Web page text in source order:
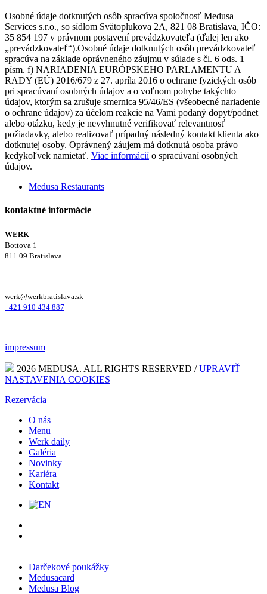
Osobné údaje dotknutých osôb spracúva spoločnosť Medusa
Services s.r.o., so sídlom Svätoplukova 2A, 821 08 Bratislava, IČO:
35 854 197 v právnom postavení prevádzkovateľa (ďalej len ako
„prevádzkovateľ“).Osobné údaje dotknutých osôb prevádzkovateľ
spracúva na základe oprávneného záujmu v súlade s čl. 6 ods. 1
písm. f) NARIADENIA EURÓPSKEHO PARLAMENTU A
RADY (EÚ) 2016/679 z 27. apríla 2016 o ochrane fyzických osôb
pri spracúvaní osobných údajov a o voľnom pohybe takýchto
údajov, ktorým sa zrušuje smernica 95/46/ES (všeobecné nariadenie
o ochrane údajov) za účelom reakcie na Vami podaný dopyt/podnet
alebo otázku, kedy je nevyhnutné verifikovať relevantnosť
požiadavky, alebo realizovať prípadný následný kontakt klienta ako
dotknutej osoby. Oprávnený záujem má dotknutá osoba právo
kedykoľvek namietať. Viac informáciío spracúvaní osobných
údajov.
Medusa Restaurants
kontaktné informácie
WERK
Bottova 1
811 09 Bratislava
werk@werkbratislava.sk
+421 910 434 887
impressum
2026 MEDUSA. ALL RIGHTS RESERVED /UPRAVIŤ
NASTAVENIA COOKIES
Rezervácia
O nás
Menu
Werk daily
Galéria
Novinky
Kariéra
Kontakt
Darčekové poukážky
Medusacard
Medusa Blog